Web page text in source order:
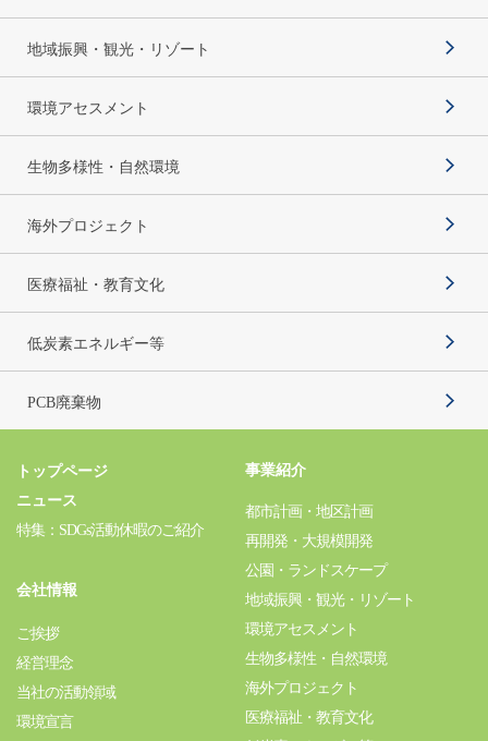
地域振興・観光・リゾート
環境アセスメント
生物多様性・自然環境
海外プロジェクト
医療福祉・教育文化
低炭素エネルギー等
PCB廃棄物
トップページ
ニュース
特集：SDGs活動休暇のご紹介
会社情報
ご挨拶
経営理念
当社の活動領域
環境宣言
事業紹介
都市計画・地区計画
再開発・大規模開発
公園・ランドスケープ
地域振興・観光・リゾート
環境アセスメント
生物多様性・自然環境
海外プロジェクト
医療福祉・教育文化